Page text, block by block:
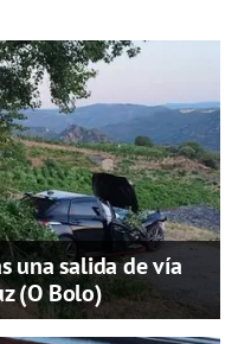
una salida de vía
(O Bolo)